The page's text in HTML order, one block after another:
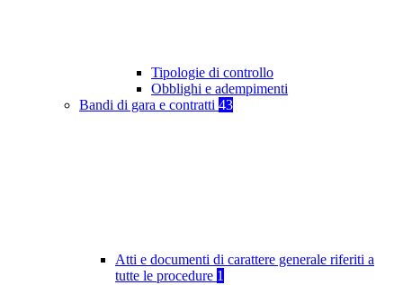
Tipologie di controllo
Obblighi e adempimenti
Bandi di gara e contratti 43
Atti e documenti di carattere generale riferiti a
tutte le procedure 1